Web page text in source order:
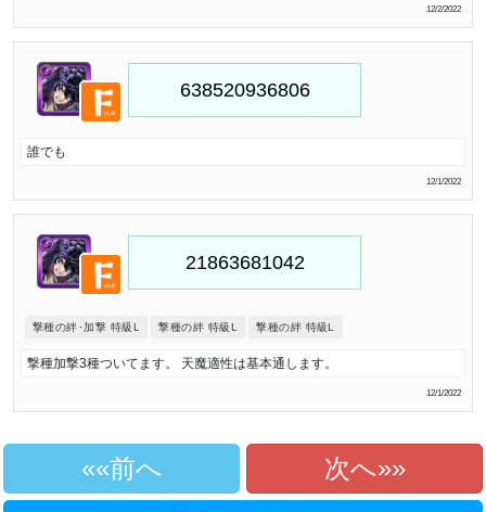
12/2/2022
誰でも
12/1/2022
撃種の絆･加撃 特級L 撃種の絆 特級L 撃種の絆 特級L
撃種加撃3種ついてます。 天魔適性は基本通します。
12/1/2022
«前へ 次へ»